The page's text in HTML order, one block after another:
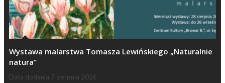
Wystawa malarstwa Tomasza Lewińskiego „Naturalnie
natura”
Data dodania 7 sierpnia 2026